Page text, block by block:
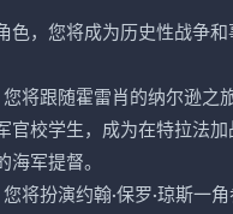
色，您将成为历史性战争和
您将跟随霍雷肖的纳尔逊之
官校学生，成为在特拉法加
海军提督。
将扮演约翰·保罗·琼斯一